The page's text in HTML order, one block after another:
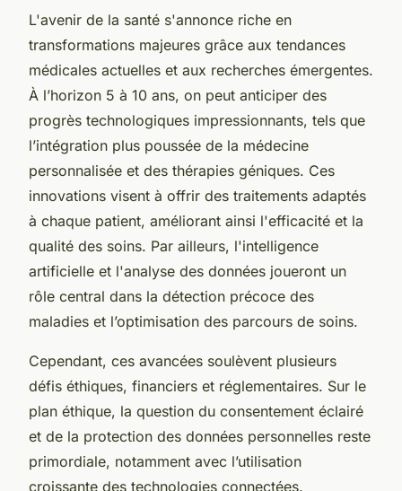
L'avenir de la santé s'annonce riche en
transformations majeures grâce aux tendances
médicales actuelles et aux recherches émergentes.
À l’horizon 5 à 10 ans, on peut anticiper des
progrès technologiques impressionnants, tels que
l’intégration plus poussée de la médecine
personnalisée et des thérapies géniques. Ces
innovations visent à offrir des traitements adaptés
à chaque patient, améliorant ainsi l'efficacité et la
qualité des soins. Par ailleurs, l'intelligence
artificielle et l'analyse des données joueront un
rôle central dans la détection précoce des
maladies et l’optimisation des parcours de soins.
Cependant, ces avancées soulèvent plusieurs
défis éthiques, financiers et réglementaires. Sur le
plan éthique, la question du consentement éclairé
et de la protection des données personnelles reste
primordiale, notamment avec l’utilisation
croissante des technologies connectées.